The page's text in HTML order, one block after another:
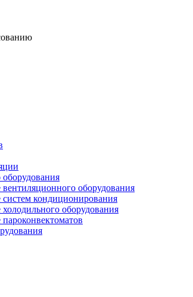
оборудования
оборудования
кондиционирования
оборудования